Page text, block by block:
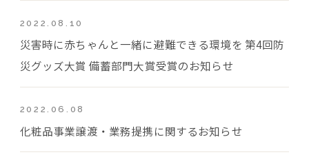
2022.08.10
災害時に赤ちゃんと一緒に避難できる環境を 第4回防
災グッズ大賞 備蓄部門大賞受賞のお知らせ
2022.06.08
化粧品事業譲渡・業務提携に関するお知らせ